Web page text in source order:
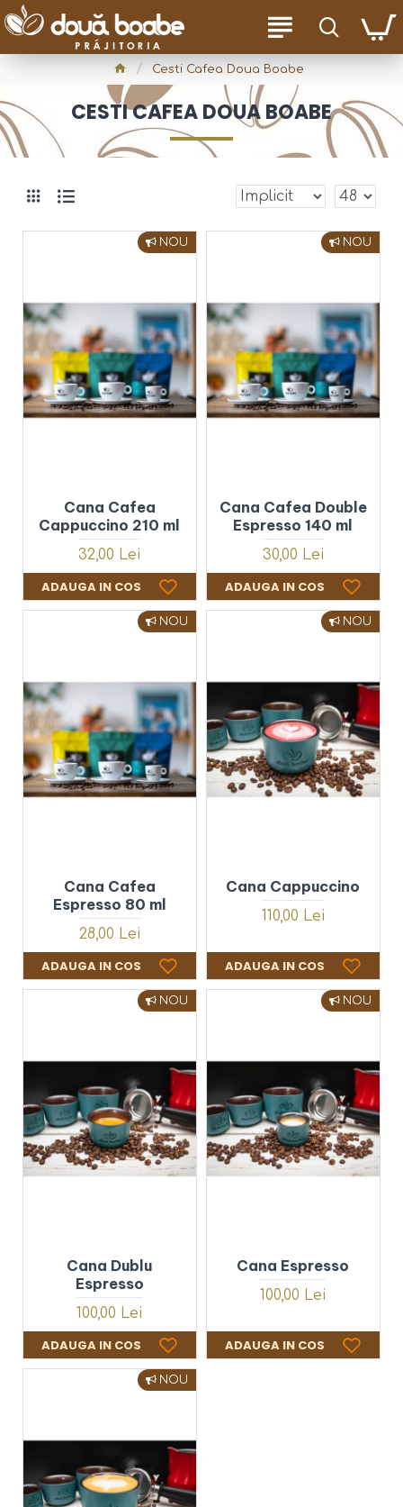
Cesti Cafea Doua Boabe
CESTI CAFEA DOUA BOABE
NOU
Cana Cafea
Cappuccino 210 ml
32,00 Lei
ADAUGA IN COS
NOU
Cana Cafea Double
Espresso 140 ml
30,00 Lei
ADAUGA IN COS
NOU
Cana Cafea
Espresso 80 ml
28,00 Lei
ADAUGA IN COS
NOU
Cana Cappuccino
110,00 Lei
ADAUGA IN COS
NOU
Cana Dublu
Espresso
100,00 Lei
ADAUGA IN COS
NOU
Cana Espresso
100,00 Lei
ADAUGA IN COS
NOU